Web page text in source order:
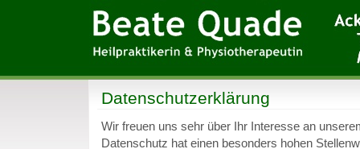
Datenschutzerklärung
Wir freuen uns sehr über Ihr Interesse an
Datenschutz hat einen besonders hohen